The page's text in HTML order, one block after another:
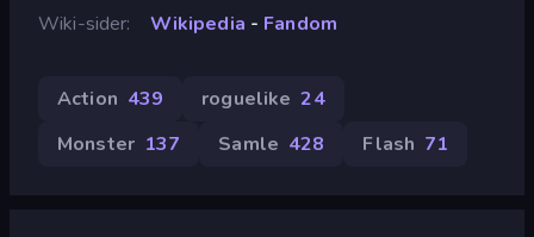
Wiki-sider
Wikipedia - Fandom
Action 439 roguelike 24
Monster 137 Samle 428 Flash 71